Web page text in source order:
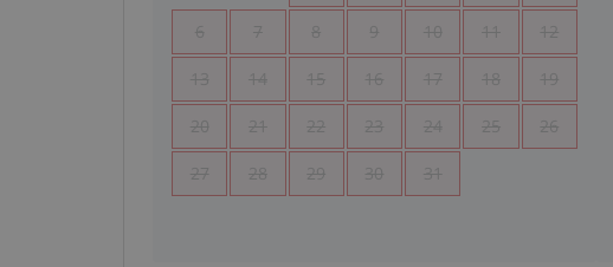
6 7 8 9 10 11 12
13 14 15 16 17 18 19
20 21 22 23 24 25 26
27 28 29 30 31